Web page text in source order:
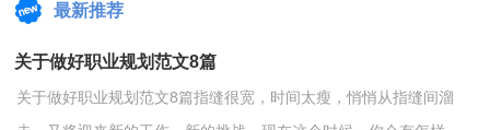
最新推荐
关于做好职业规划范文8篇
关于做好职业规划范文8篇指缝很宽，时间太瘦，悄悄从指缝间溜